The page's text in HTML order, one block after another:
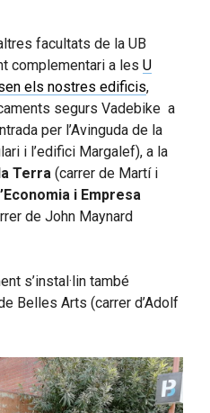
facultats de la UB
complementari a les U
els nostres edificis,
segurs Vadebike a
per l’Avinguda de la
i l’edifici Margalef), a la
Terra (carrer de Martí i
i Empresa
de John Maynard
s’instal·lin també
Belles Arts (carrer d’Adolf